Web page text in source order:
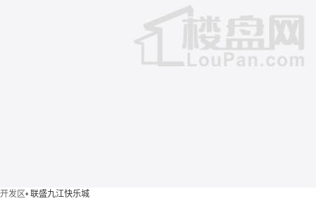
开发区• 联盛九江快乐城